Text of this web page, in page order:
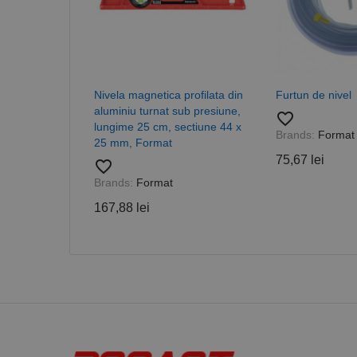
Nivela magnetica profilata din
aluminiu turnat sub presiune,
lungime 25 cm, sectiune 44 x
25 mm, Format
favorite_border
Brands: Format
167,88 lei
Furtun de nivel
favorite_border
Brands: Format
75,67 lei
PHPSESSID
Nume
Furnizor /
Nume
PrestaShop-